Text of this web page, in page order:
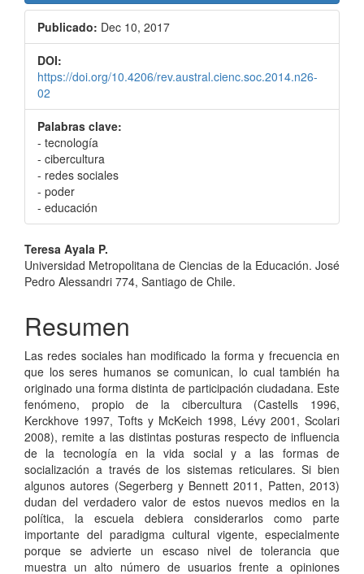
Publicado: Dec 10, 2017
DOI:
https://doi.org/10.4206/rev.austral.cienc.soc.2014.n26-
02
Palabras clave:
- tecnología
- cibercultura
- redes sociales
- poder
- educación
Contenido
principal
artículo
Teresa Ayala P.
Universidad Metropolitana de Ciencias de la Educación. José
Pedro Alessandri 774, Santiago de Chile.
Resumen
Las redes sociales han modificado la forma y frecuencia en
que los seres humanos se comunican, lo cual también ha
originado una forma distinta de participación ciudadana. Este
fenómeno, propio de la cibercultura (Castells 1996,
Kerckhove 1997, Tofts y McKeich 1998, Lévy 2001, Scolari
2008), remite a las distintas posturas respecto de influencia
de la tecnología en la vida social y a las formas de
socialización a través de los sistemas reticulares. Si bien
algunos autores (Segerberg y Bennett 2011, Patten, 2013)
dudan del verdadero valor de estos nuevos medios en la
política, la escuela debiera considerarlos como parte
importante del paradigma cultural vigente, especialmente
porque se advierte un escaso nivel de tolerancia que
muestra un alto número de usuarios frente a opiniones